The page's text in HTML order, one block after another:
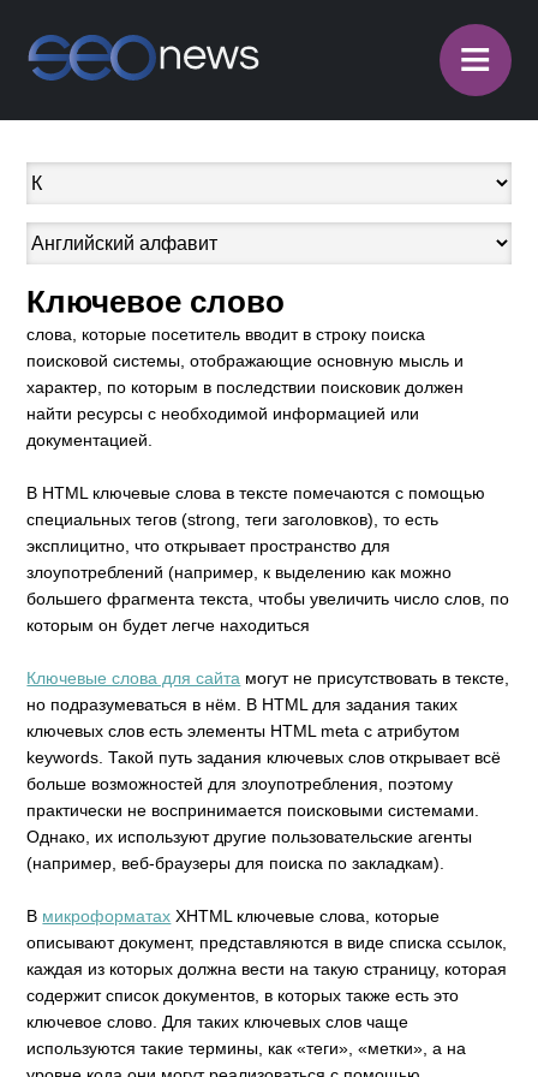
≡
Ключевое слово
слова, которые посетитель вводит в строку поиска
поисковой системы, отображающие основную мысль и
характер, по которым в последствии поисковик должен
найти ресурсы с необходимой информацией или
документацией.
В HTML ключевые слова в тексте помечаются с помощью
специальных тегов (strong, теги заголовков), то есть
эксплицитно, что открывает пространство для
злоупотреблений (например, к выделению как можно
большего фрагмента текста, чтобы увеличить число слов, по
которым он будет легче находиться
Ключевые слова для сайта могут не присутствовать в тексте,
но подразумеваться в нём. В HTML для задания таких
ключевых слов есть элементы HTML meta с атрибутом
keywords. Такой путь задания ключевых слов открывает всё
больше возможностей для злоупотребления, поэтому
практически не воспринимается поисковыми системами.
Однако, их используют другие пользовательские агенты
(например, веб-браузеры для поиска по закладкам).
В микроформатах XHTML ключевые слова, которые
описывают документ, представляются в виде списка ссылок,
каждая из которых должна вести на такую страницу, которая
содержит список документов, в которых также есть это
ключевое слово. Для таких ключевых слов чаще
используются такие термины, как «теги», «метки», а на